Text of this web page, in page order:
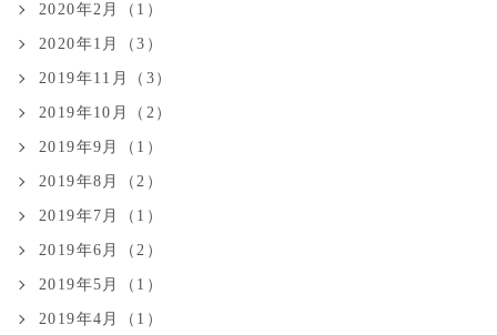
2020年2月（1）
2020年1月（3）
2019年11月（3）
2019年10月（2）
2019年9月（1）
2019年8月（2）
2019年7月（1）
2019年6月（2）
2019年5月（1）
2019年4月（1）